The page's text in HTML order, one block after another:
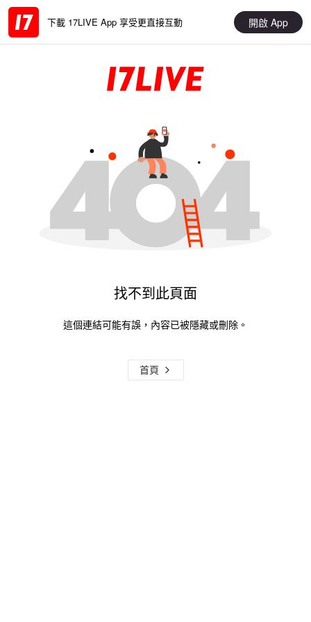
下載 17LIVE App 享受更直接互動 開啟 App
找不到此頁面
這個連結可能有誤，內容已被隱藏或刪除。
首頁